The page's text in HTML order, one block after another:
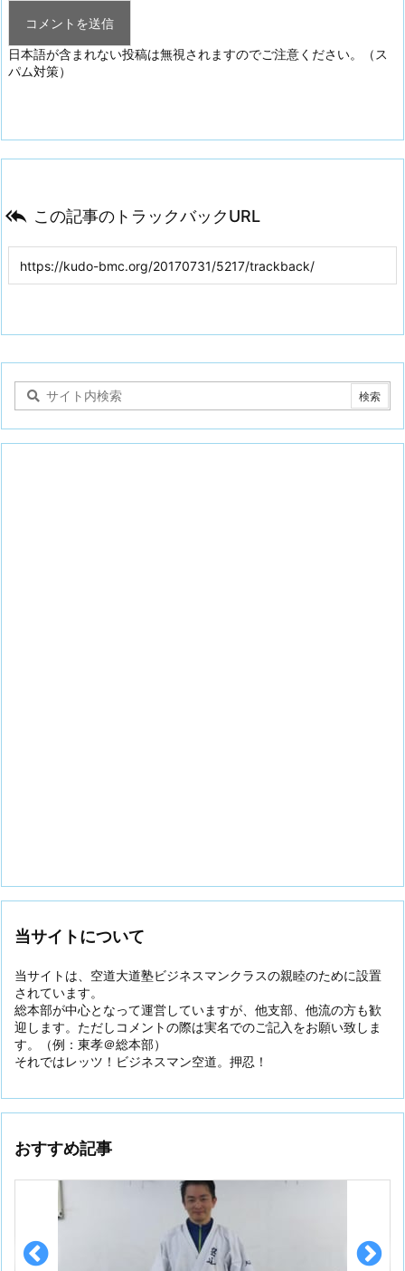
日本語が含まれない投稿は無視されますのでご注意ください。（ス
パム対策）
 この記事のトラックバックURL
当サイトについて
当サイトは、空道大道塾ビジネスマンクラスの親睦のために設置
されています。
総本部が中心となって運営していますが、他支部、他流の方も歓
迎します。ただしコメントの際は実名でのご記入をお願い致しま
す。（例：東孝＠総本部）
それではレッツ！ビジネスマン空道。押忍！
おすすめ記事